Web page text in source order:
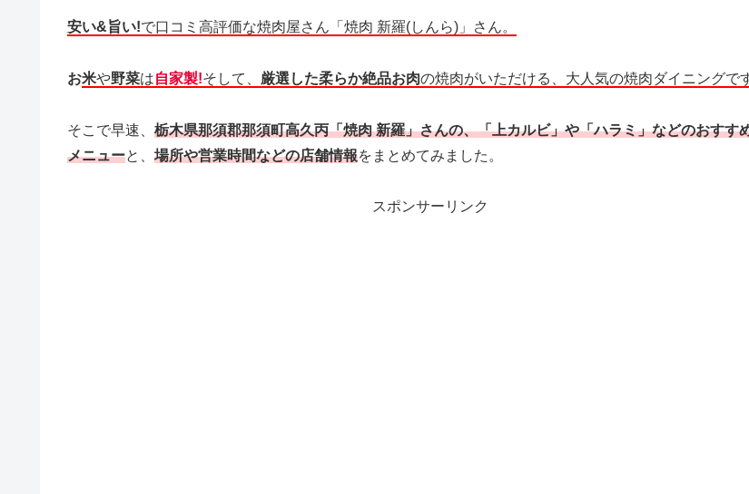
安い&旨い!で口コミ高評価な焼肉屋さん「焼肉 新羅(しんら)」さん。
お米や野菜は自家製!そして、 厳選した柔らか絶品お肉の焼肉がいただける、大人気の焼肉ダイニングで
そこで早速、 栃木県那須郡那須町高久丙「焼肉 新羅」さんの、「上カルビ」や「ハラミ」などのおすす
メニューと、 場所や営業時間などの店舗情報をまとめてみました。
スポンサーリンク